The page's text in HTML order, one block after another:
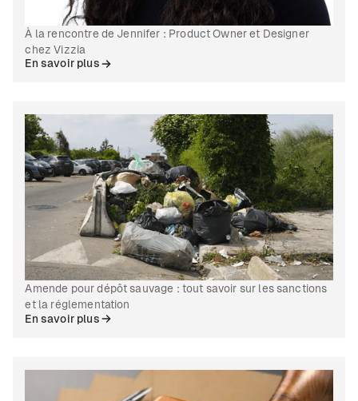
À la rencontre de Jennifer : Product Owner et Designer
chez Vizzia
En savoir plus
Amende pour dépôt sauvage : tout savoir sur les sanctions
et la réglementation
En savoir plus